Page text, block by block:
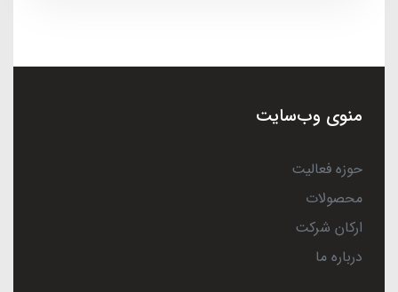
منوی وب‌سایت
حوزه فعالیت
محصولات
ارکان شرکت
درباره ما